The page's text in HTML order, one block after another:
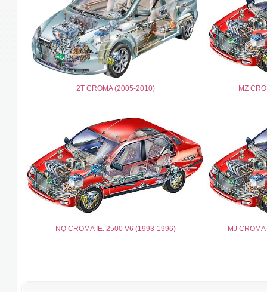
2T CROMA (2005-2010) MZ
NQ CROMA IE. 2500 V6 (1993-1996) MJ